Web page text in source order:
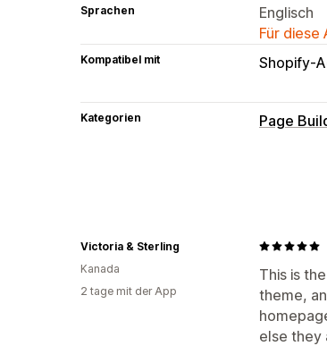
Sprachen
Englisch
Für diese
Kompatibel mit Shopify-
Kategorien Page
Seiten
Editor-
Globale
This is
theme,
else they
Victoria & Sterling
Kanada
2 tage mit der App